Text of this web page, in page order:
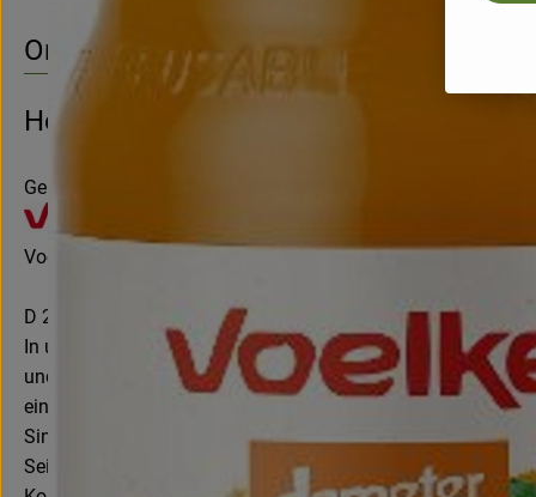
Origin
Hersteller: Voelkel
Germany (German)
Voelkel GmbH
D 29478 Höhbeck
In unserer familiengeführten Naturkostsafterei im Norden
und besonders die Natur – und das seit mehr als 85
einiger Weniger, sondern gehört zwei gemeinnützigen
Sinne kommt ein fester Teil unseres Gewinns
Seit 2020 sind wir als eines von wenigen mittelständischen